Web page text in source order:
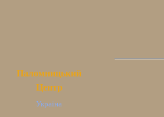
Паломницький
Центр
Україна